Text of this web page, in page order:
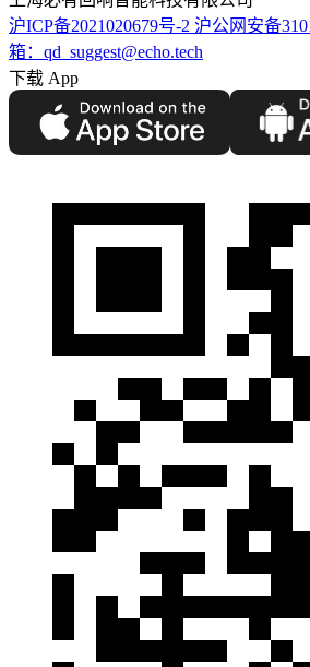
沪ICP备2021020679号-2 沪公网安备
箱：qd_suggest@echo.tech
下载 App